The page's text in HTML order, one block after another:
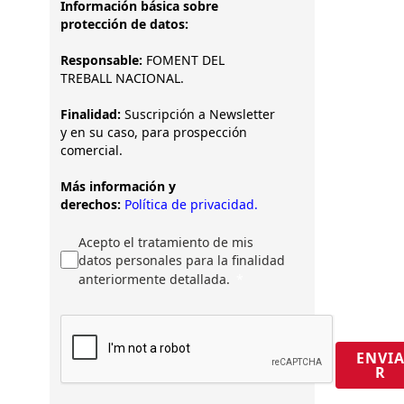
Información básica sobre
protección de datos:
Responsable: FOMENT DEL
TREBALL NACIONAL.
Finalidad: Suscripción a Newsletter
y en su caso, para prospección
comercial.
Más información y
derechos: Política de privacidad.
Acepto el tratamiento de mis
datos personales para la finalidad
anteriormente detallada.
ENVIA
R